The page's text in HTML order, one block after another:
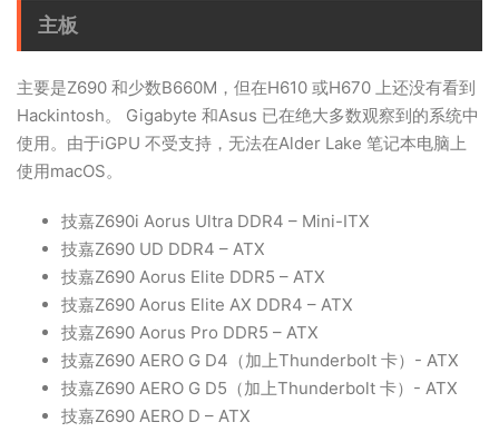
主板
主要是Z690 和少数B660M，但在H610 或H670 上还没有看到
Hackintosh。 Gigabyte 和Asus 已在绝大多数观察到的系统中
使用。由于iGPU 不受支持，无法在Alder Lake 笔记本电脑上
使用macOS。
技嘉Z690i Aorus Ultra DDR4 – Mini-ITX
技嘉Z690 UD DDR4 – ATX
技嘉Z690 Aorus Elite DDR5 – ATX
技嘉Z690 Aorus Elite AX DDR4 – ATX
技嘉Z690 Aorus Pro DDR5 – ATX
技嘉Z690 AERO G D4（加上Thunderbolt 卡）- ATX
技嘉Z690 AERO G D5（加上Thunderbolt 卡）- ATX
技嘉Z690 AERO D – ATX